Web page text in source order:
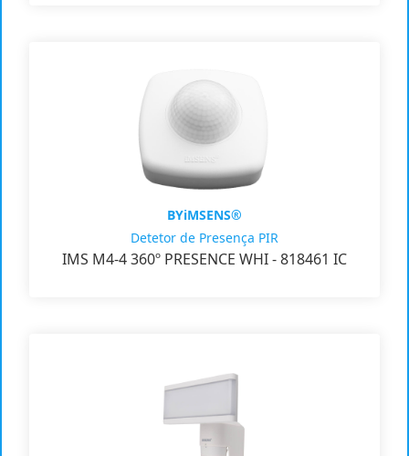
BYiMSENS®
Detetor de Presença PIR
IMS M4-4 360º PRESENCE WHI - 818461 IC